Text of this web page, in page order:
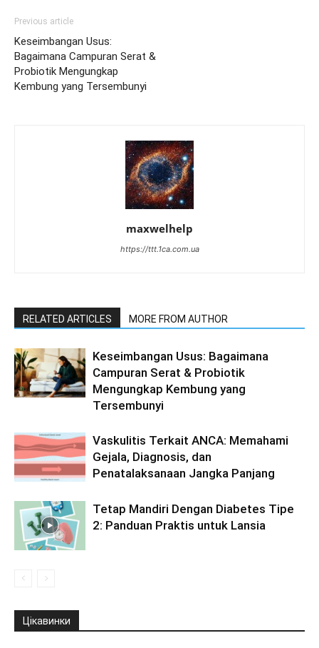
Previous article
Keseimbangan Usus:
Bagaimana Campuran Serat &
Probiotik Mengungkap
Kembung yang Tersembunyi
maxwelhelp
https://ttt.1ca.com.ua
RELATED ARTICLES MORE FROM AUTHOR
Keseimbangan Usus: Bagaimana
Campuran Serat & Probiotik
Mengungkap Kembung yang
Tersembunyi
Vaskulitis Terkait ANCA: Memahami
Gejala, Diagnosis, dan
Penatalaksanaan Jangka Panjang
Tetap Mandiri Dengan Diabetes Tipe
2: Panduan Praktis untuk Lansia
Цікавинки